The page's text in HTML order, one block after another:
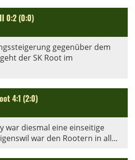
0:2 (0:0)
gegenüber dem
der SK Root im
4:1 (2:0)
war diesmal eine einseitige
war den Rootern in all...